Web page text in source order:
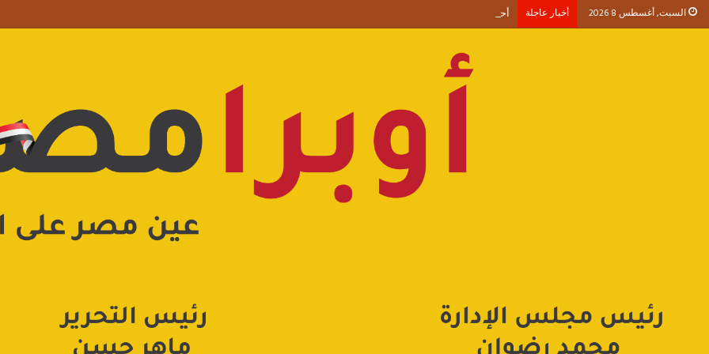
السبت, أغسطس 8 2026 أخبار عاجلة أحمد طنطاوي يكتب حين يصبح الوجود علامة استفهام